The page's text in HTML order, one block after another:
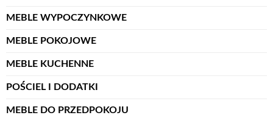
MEBLE WYPOCZYNKOWE
MEBLE POKOJOWE
MEBLE KUCHENNE
POŚCIEL I DODATKI
MEBLE DO PRZEDPOKOJU